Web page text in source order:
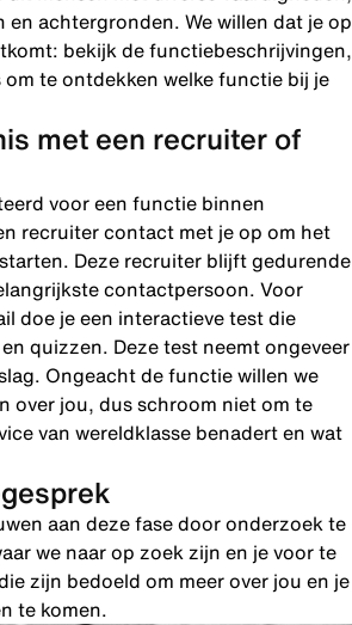
en achtergronden. We willen dat je op
bekijk de functiebeschrijvingen,
te ontdekken welke functie bij je
met een recruiter of
voor een functie binnen
recruiter contact met je op om het
Deze recruiter blijft gedurende
contactpersoon. Voor
doe je een interactieve test die
quizzen. Deze test neemt ongeveer
Ongeacht de functie willen we
over jou, dus schroom niet om te
van wereldklasse benadert en wat
aan deze fase door onderzoek te
we naar op zoek zijn en je voor te
zijn bedoeld om meer over jou en je
te komen.